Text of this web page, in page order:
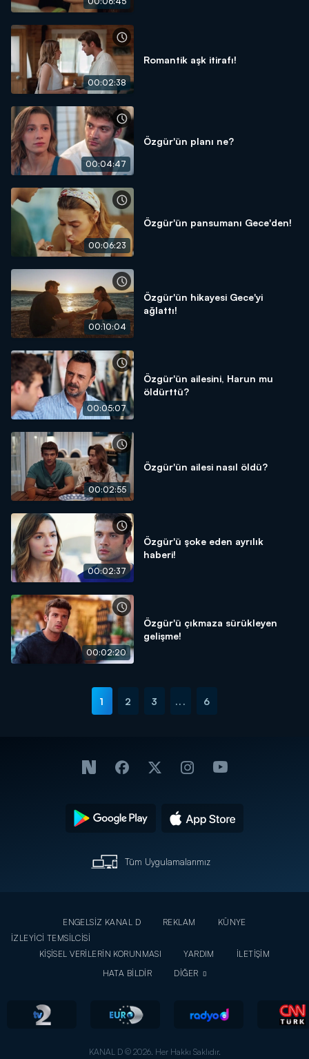
00:02:38
Romantik aşk itirafı!
00:04:47
Özgür'ün planı ne?
00:06:23
Özgür'ün pansumanı Gece'den!
00:10:04
Özgür'ün hikayesi Gece'yi
ağlattı!
00:05:07
Özgür'ün ailesini, Harun mu
öldürttü?
00:02:55
Özgür'ün ailesi nasıl öldü?
00:02:37
Özgür'ü şoke eden ayrılık
haberi!
00:02:20
Özgür'ü çıkmaza sürükleyen
gelişme!
1 2 3 ... 6
Tüm Uygulamalarımız
ENGELSİZ KANAL D REKLAM
KÜNYE
İZLEYİCİ TEMSİLCİSİ
KİŞİSEL VERİLERİN KORUNMASI
YARDIM
İLETİŞİM
HATA BİLDİR
DİĞER
KANAL D © 2026. Her Hakkı Saklıdır.